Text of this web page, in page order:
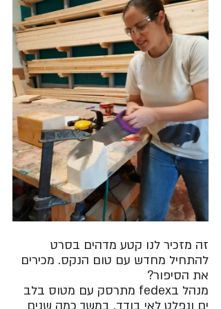
זה מזכיר לנו קטע מדהים בסרט
להתחיל מחדש עם טום הנקס. מכירים
את הסיפור?
מנהל בfedex מתרסק עם מטוס בלב
ים ונפלט לאי בודד. במשך כמה שנים